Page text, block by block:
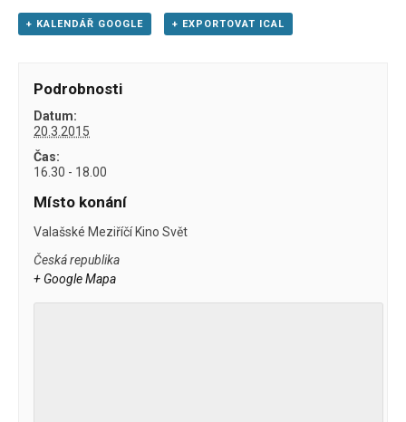
+ KALENDÁŘ GOOGLE + EXPORTOVAT ICAL
Podrobnosti
Datum:
20.3.2015
Čas:
16.30 - 18.00
Místo konání
Valašské Meziříčí Kino Svět
Česká republika
+ Google Mapa